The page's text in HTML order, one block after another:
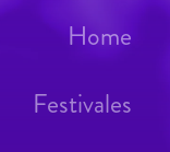
Home
Festivales